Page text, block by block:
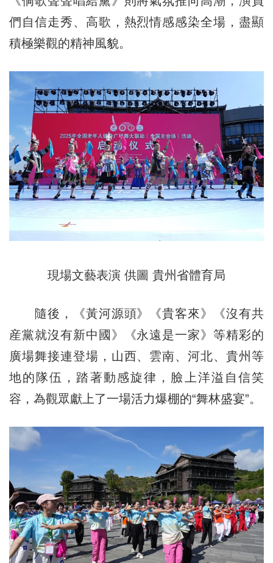
們自信走秀、高歌，熱烈情感感染全場，盡顯
積極樂觀的精神風貌。
現場文藝表演 供圖 貴州省體育局
隨後，《黃河源頭》《貴客來》《沒有共
産黨就沒有新中國》《永遠是一家》等精彩的
廣場舞接連登場，山西、雲南、河北、貴州等
地的隊伍，踏著動感旋律，臉上洋溢自信笑
容，為觀眾獻上了一場活力爆棚的“舞林盛宴”。